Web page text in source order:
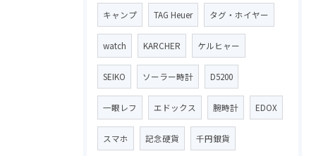
キャンプ TAG Heuer タグ・ホイヤー
watch KARCHER ケルヒャー
SEIKO ソーラー時計 D5200
一眼レフ エドックス 腕時計 EDOX
スマホ 記念硬貨 千円銀貨